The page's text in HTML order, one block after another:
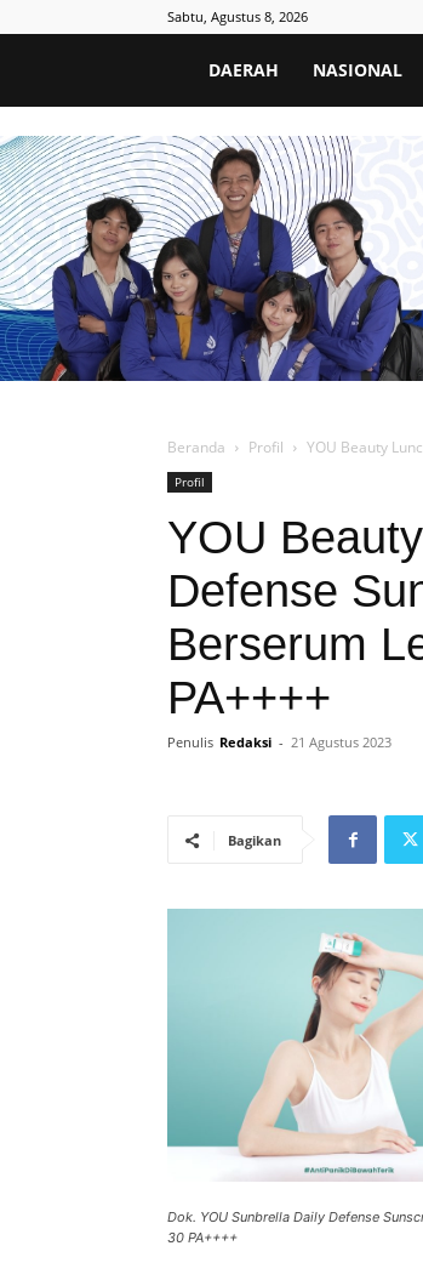
Sabtu, Agustus 8, 2026
Poros
Informatif
DAERAH NASIONAL
Beranda Profil YOU Beauty
Profil
YOU
Defense
Berserum
PA++++
Penulis Redaksi - 21 Agustus 2023
Bagikan
Dok. YOU Sunbrella Daily Defense
30 PA++++